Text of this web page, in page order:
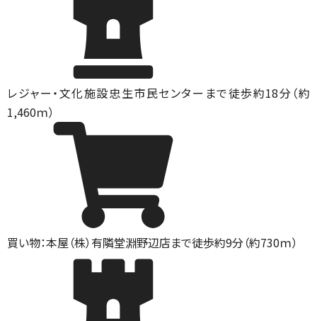
レジャー・文化施設忠生市民センターまで徒歩約18分（約
1,460ｍ）
買い物：本屋 （株）有隣堂淵野辺店まで徒歩約9分（約730ｍ）